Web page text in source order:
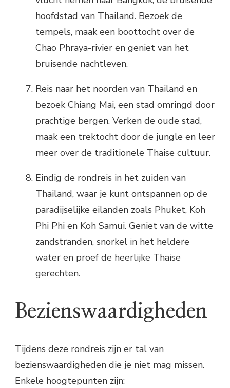
hoofdstad van Thailand. Bezoek de
tempels, maak een boottocht over de
Chao Phraya-rivier en geniet van het
bruisende nachtleven.
Reis naar het noorden van Thailand en
bezoek Chiang Mai, een stad omringd door
prachtige bergen. Verken de oude stad,
maak een trektocht door de jungle en leer
meer over de traditionele Thaise cultuur.
Eindig de rondreis in het zuiden van
Thailand, waar je kunt ontspannen op de
paradijselijke eilanden zoals Phuket, Koh
Phi Phi en Koh Samui. Geniet van de witte
zandstranden, snorkel in het heldere
water en proef de heerlijke Thaise
gerechten.
Bezienswaardigheden
Tijdens deze rondreis zijn er tal van
bezienswaardigheden die je niet mag missen.
Enkele hoogtepunten zijn: